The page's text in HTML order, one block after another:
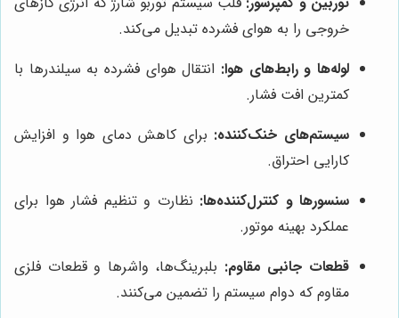
خروجی را به هوای فشرده تبدیل می‌کند.
لوله‌ها و رابط‌های هوا: انتقال هوای فشرده به سیلندرها با
کمترین افت فشار.
سیستم‌های خنک‌کننده: برای کاهش دمای هوا و افزایش
کارایی احتراق.
سنسورها و کنترل‌کننده‌ها: نظارت و تنظیم فشار هوا برای
عملکرد بهینه موتور.
قطعات جانبی مقاوم: بلبرینگ‌ها، واشرها و قطعات فلزی
مقاوم که دوام سیستم را تضمین می‌کنند.